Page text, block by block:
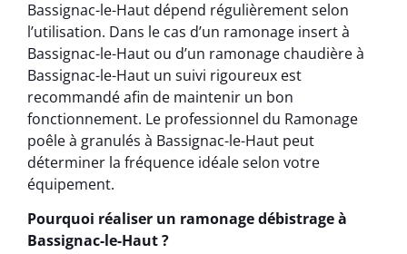
Bassignac-le-Haut dépend régulièrement selon
l’utilisation. Dans le cas d’un ramonage insert à
Bassignac-le-Haut ou d’un ramonage chaudière à
Bassignac-le-Haut un suivi rigoureux est
recommandé afin de maintenir un bon
fonctionnement. Le professionnel du Ramonage
poêle à granulés à Bassignac-le-Haut peut
déterminer la fréquence idéale selon votre
équipement.
Pourquoi réaliser un ramonage débistrage à
Bassignac-le-Haut ?